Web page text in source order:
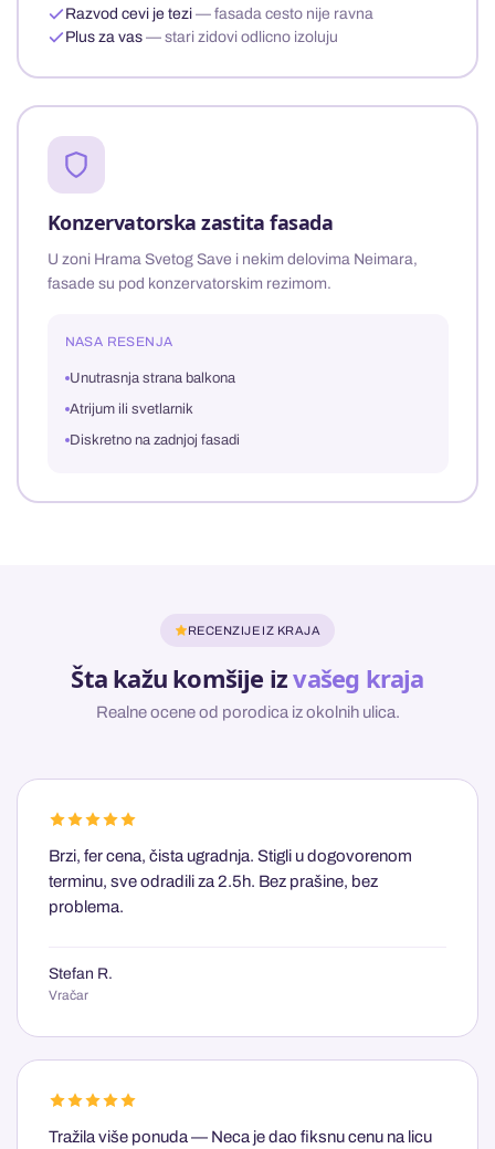
Razvod cevi je tezi— fasada cesto nije ravna
Plus za vas— stari zidovi odlicno izoluju
Konzervatorska zastita fasada
U zoni Hrama Svetog Save i nekim delovima Neimara,
fasade su pod konzervatorskim rezimom.
NASA RESENJA
Unutrasnja strana balkona
Atrijum ili svetlarnik
Diskretno na zadnjoj fasadi
RECENZIJE IZ KRAJA
Šta kažu komšije izvašeg kraja
Realne ocene od porodica iz okolnih ulica.
Brzi, fer cena, čista ugradnja. Stigli u dogovorenom
terminu, sve odradili za 2.5h. Bez prašine, bez
problema.
Stefan R.
Vračar
Tražila više ponuda — Neca je dao fiksnu cenu na licu